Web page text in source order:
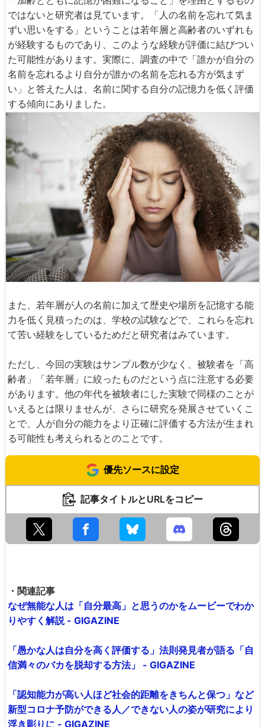
ではないと研究者は見ています。「人の名前を忘れて気ま
ずい思いをする」ということは若年層と高齢者のいずれも
が経験するものであり、このような経験が評価に結びつい
た可能性があります。実際に、調査の中で「誰かが自分の
名前を忘れるより自分が誰かの名前を忘れる方が気まず
い」と答えた人は、名前に関する自分の記憶力を低く評価
する傾向にありました。
また、若年層が人の名前に加えて歴史や場所を記憶する能
力を低く見積ったのは、学校の試験などで、これらを忘れ
て苦い経験をしているためだと研究者はみています。
ただし、今回の実験はサンプル数が少なく、被験者を「高
齢者」「若年層」に絞ったものだという点に注意する必要
があります。他の年代を被験者にした実験で同様のことが
いえるとは限りませんが、さらに研究を発展させていくこ
とで、人が自分の能力をより正確に評価する方法が生まれ
る可能性も考えられるとのことです。
優先ソースに設定
記事タイトルとURLをコピー
・関連記事
なぜ無能な人は「自分最高」と思うのかをムービーでわか
りやすく解説 - GIGAZINE
「愚かな人は自分を高く評価する」法則発見者が語る「自
信満々のバカを脱却する方法」 - GIGAZINE
「認知能力が高い人ほど社会的距離をきちんと保つ」など
新型コロナ予防ができる人／できない人の姿が研究により
浮き彫りに - GIGAZINE